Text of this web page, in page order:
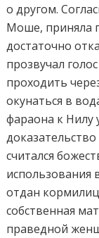
о другом.
Моше, приняла
достаточно
прозвучал
проходить
окунаться в
фараона к Нилу
считался
использования
отдан
собственная
праведной